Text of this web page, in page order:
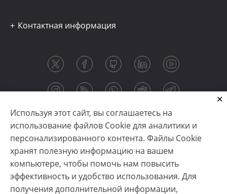
Используя этот сайт, вы соглашаетесь на
использование файлов Cookie для аналитики и
персонализированного контента. Файлы Cookie
хранят полезную информацию на вашем
компьютере, чтобы помочь нам повысить
эффективность и удобство использования. Для
получения дополнительной информации,
Контактная информация